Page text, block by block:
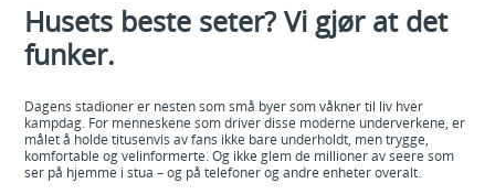
Husets beste seter? Vi gjør at det
funker.
Dagens stadioner er nesten som små byer som våkner til liv hver
kampdag. For menneskene som driver disse moderne underverkene, er
målet å holde titusenvis av fans ikke bare underholdt, men trygge,
komfortable og velinformerte. Og ikke glem de millioner av seere som
ser på hjemme i stua – og på telefoner og andre enheter overalt.